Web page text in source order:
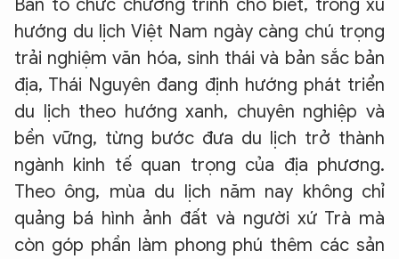
Ban tổ chức chương trình cho biết, trong xu
hướng du lịch Việt Nam ngày càng chú trọng
trải nghiệm văn hóa, sinh thái và bản sắc bản
địa, Thái Nguyên đang định hướng phát triển
du lịch theo hướng xanh, chuyên nghiệp và
bền vững, từng bước đưa du lịch trở thành
ngành kinh tế quan trọng của địa phương.
Theo ông, mùa du lịch năm nay không chỉ
quảng bá hình ảnh đất và người xứ Trà mà
còn góp phần làm phong phú thêm các sản